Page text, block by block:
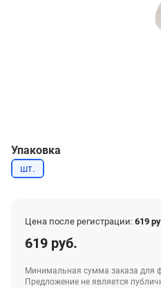
Упаковка
шт.
Цена после регистрации: 619
619 руб.
Минимальная сумма заказа для
Предложение не является